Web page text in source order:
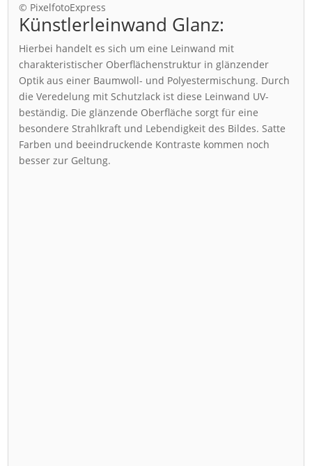
© PixelfotoExpress
Künstlerleinwand Glanz:
Hierbei handelt es sich um eine Leinwand mit
charakteristischer Oberflächenstruktur in glänzender
Optik aus einer Baumwoll- und Polyestermischung. Durch
die Veredelung mit Schutzlack ist diese Leinwand UV-
beständig. Die glänzende Oberfläche sorgt für eine
besondere Strahlkraft und Lebendigkeit des Bildes. Satte
Farben und beeindruckende Kontraste kommen noch
besser zur Geltung.